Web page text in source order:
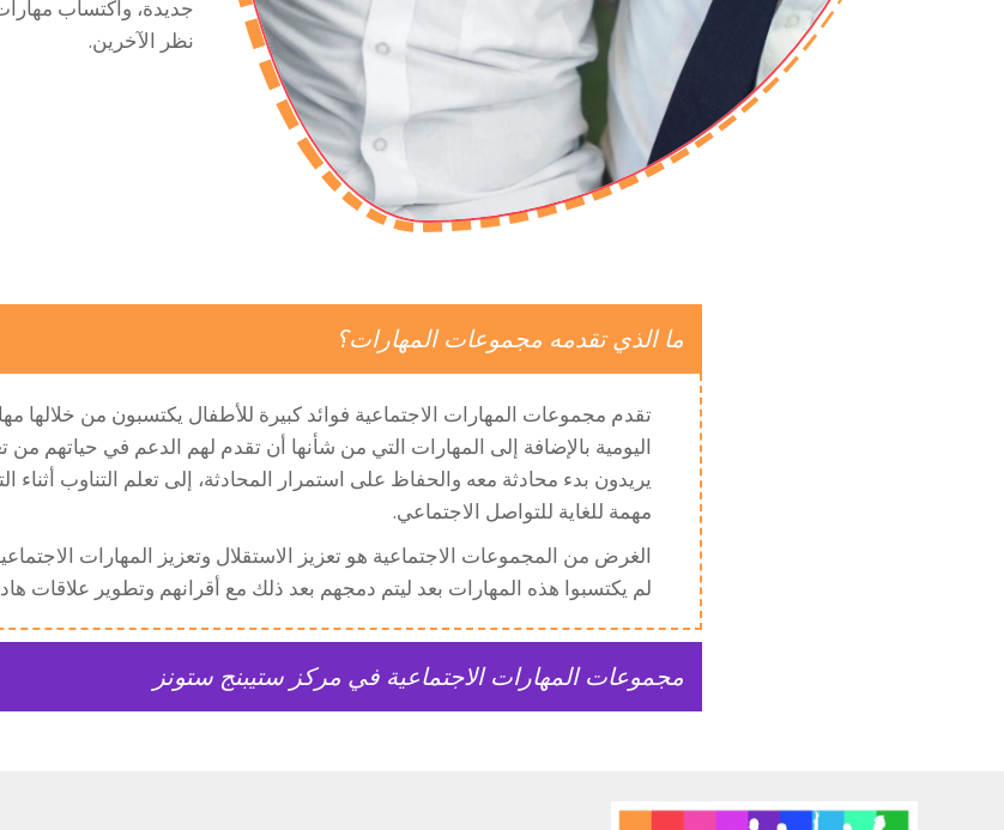
جديدة، واكتساب
نظر الآخرين.
ما الذي تقدمه مجموعات المهارات؟
تقدم مجموعات المهارات الاجتماعية فوائد كبيرة للأطفال يكتسبون من خلالها
اليومية بالإضافة إلى المهارات التي من شأنها أن تقدم لهم الدعم في حياتهم
يريدون بدء محادثة معه والحفاظ على استمرار المحادثة، إلى تعلم التناوب أثناء
مهمة للغاية للتواصل الاجتماعي.
الغرض من المجموعات الاجتماعية هو تعزيز الاستقلال وتعزيز المهارات
لم يكتسبوا هذه المهارات بعد ليتم دمجهم بعد ذلك مع أقرانهم وتطوير علاقات
مجموعات المهارات الاجتماعية في مركز ستيبنج ستونز